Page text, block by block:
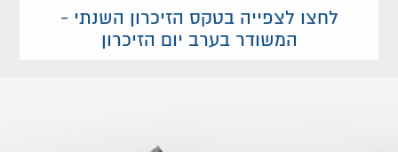
לחצו לצפייה בטקס הזיכרון השנתי -
המשודר בערב יום הזיכרון